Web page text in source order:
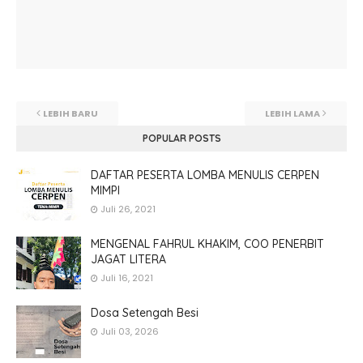
LEBIH BARU LEBIH LAMA
POPULAR POSTS
DAFTAR PESERTA LOMBA MENULIS CERPEN
MIMPI
Juli 26, 2021
MENGENAL FAHRUL KHAKIM, COO PENERBIT
JAGAT LITERA
Juli 16, 2021
Dosa Setengah Besi
Juli 03, 2026